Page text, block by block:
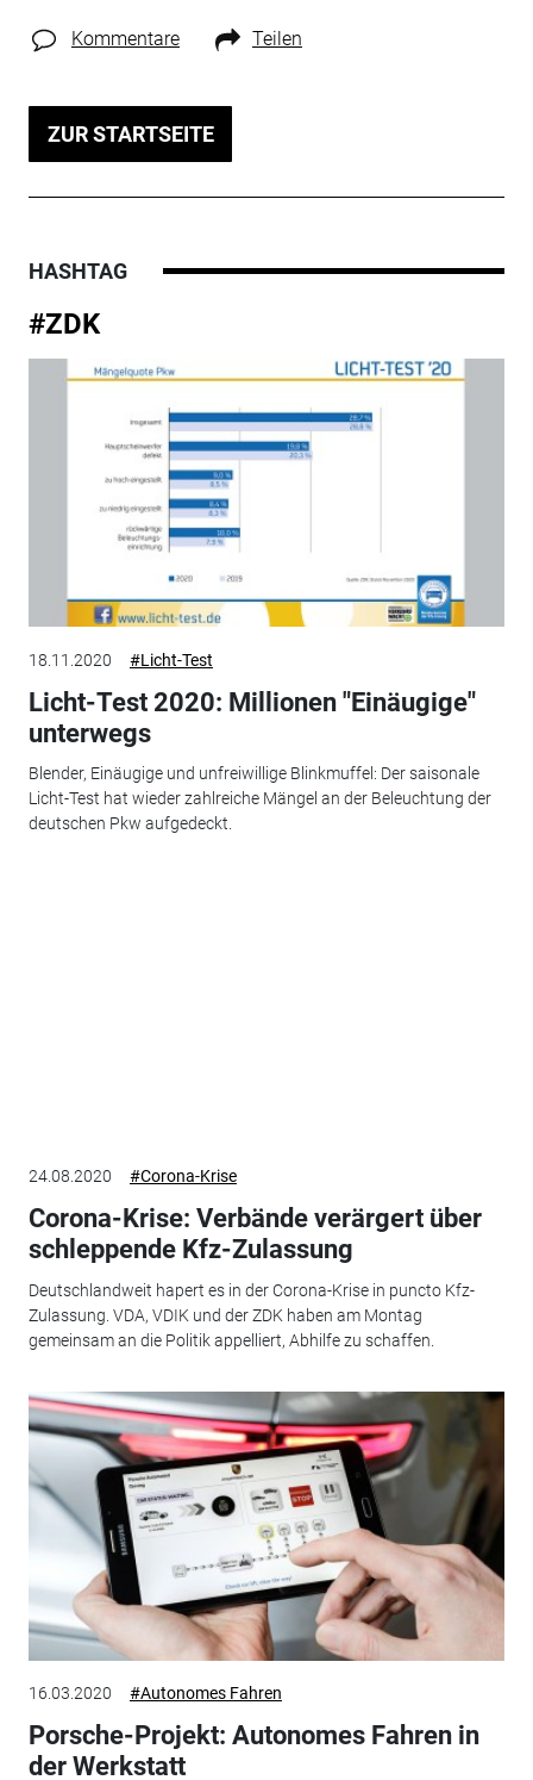
Kommentare Teilen
ZUR STARTSEITE
HASHTAG
#ZDK
18.11.2020 #Licht-Test
Licht-Test 2020: Millionen "Einäugige"
unterwegs
Blender, Einäugige und unfreiwillige Blinkmuffel: Der saisonale
Licht-Test hat wieder zahlreiche Mängel an der Beleuchtung der
deutschen Pkw aufgedeckt.
24.08.2020 #Corona-Krise
Corona-Krise: Verbände verärgert über
schleppende Kfz-Zulassung
Deutschlandweit hapert es in der Corona-Krise in puncto Kfz-
Zulassung. VDA, VDIK und der ZDK haben am Montag
gemeinsam an die Politik appelliert, Abhilfe zu schaffen.
16.03.2020 #Autonomes Fahren
Porsche-Projekt: Autonomes Fahren in
der Werkstatt